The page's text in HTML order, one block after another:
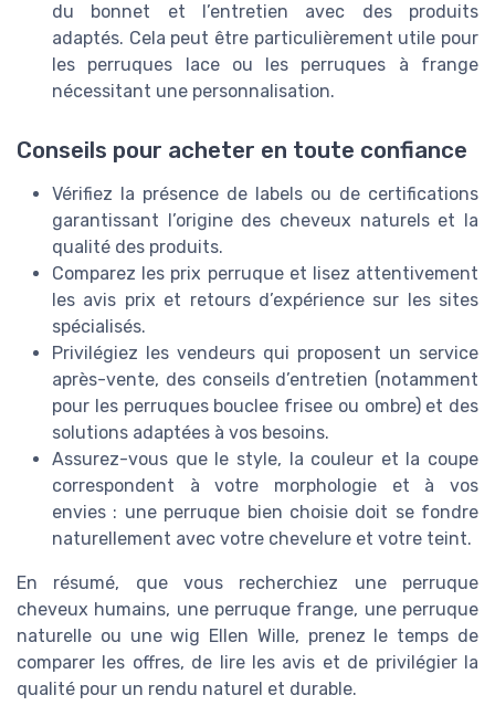
du bonnet et l’entretien avec des produits
adaptés. Cela peut être particulièrement utile pour
les perruques lace ou les perruques à frange
nécessitant une personnalisation.
Conseils pour acheter en toute confiance
Vérifiez la présence de labels ou de certifications
garantissant l’origine des cheveux naturels et la
qualité des produits.
Comparez les prix perruque et lisez attentivement
les avis prix et retours d’expérience sur les sites
spécialisés.
Privilégiez les vendeurs qui proposent un service
après-vente, des conseils d’entretien (notamment
pour les perruques bouclee frisee ou ombre) et des
solutions adaptées à vos besoins.
Assurez-vous que le style, la couleur et la coupe
correspondent à votre morphologie et à vos
envies : une perruque bien choisie doit se fondre
naturellement avec votre chevelure et votre teint.
En résumé, que vous recherchiez une perruque
cheveux humains, une perruque frange, une perruque
naturelle ou une wig Ellen Wille, prenez le temps de
comparer les offres, de lire les avis et de privilégier la
qualité pour un rendu naturel et durable.